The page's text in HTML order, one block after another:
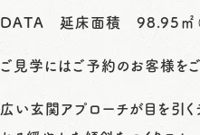
DATA 延床面積 98.95㎡
ご見学にはご予約のお客様を
広い玄関アプローチが目を引